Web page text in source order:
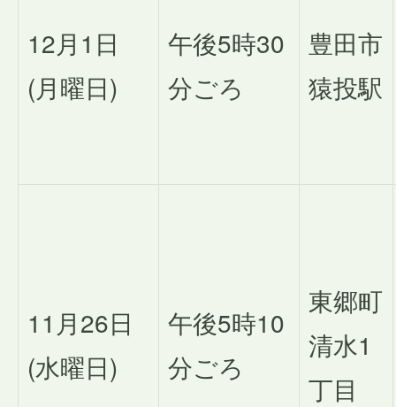
12月1日
(月曜日)
午後5時30
分ごろ
豊田市
猿投駅
11月26日
(水曜日)
午後5時10
分ごろ
東郷町
清水1
丁目